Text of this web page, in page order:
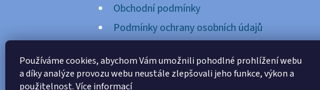
Používáme cookies, abychom Vám umožnili pohodlné prohlížení webu
a díky analýze provozu webu neustále zlepšovali jeho funkce, výkon a
použitelnost.Více informací
Obchodní podmínky
Podmínky ochrany osobních údajů